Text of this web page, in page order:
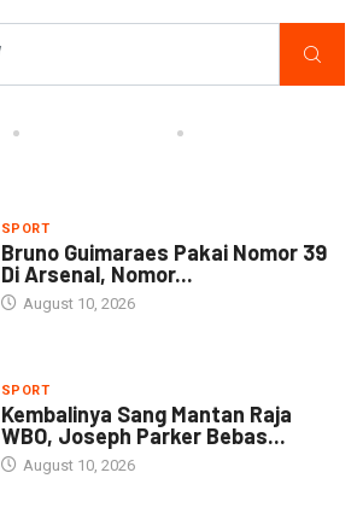
SPORT
Bruno Guimaraes Pakai Nomor 39
Di Arsenal, Nomor...
August 10, 2026
SPORT
Kembalinya Sang Mantan Raja
WBO, Joseph Parker Bebas...
August 10, 2026